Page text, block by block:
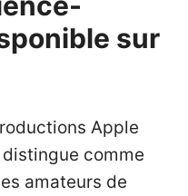
sur
Apple
distingue comme
amateurs de